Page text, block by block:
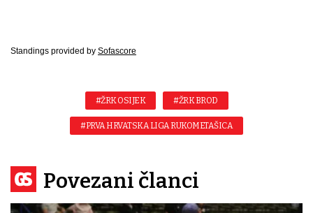
Standings provided by Sofascore
#ŽRK OSIJEK #ŽRK BROD
#PRVA HRVATSKA LIGA RUKOMETAŠICA
Povezani članci